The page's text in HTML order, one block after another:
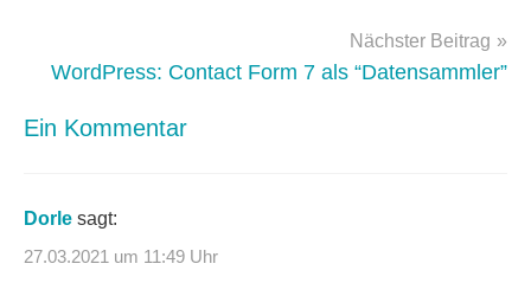
Nächster Beitrag
WordPress: Contact Form 7 als “Datensammler”
Ein Kommentar
Dorle sagt:
27.03.2021 um 11:49 Uhr